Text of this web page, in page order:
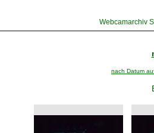
Webcamarchiv
nach Datum